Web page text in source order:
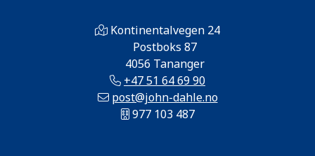
Kontinentalvegen 24
Postboks 87
4056 Tananger
+47 51 64 69 90
post@john-dahle.no
977 103 487